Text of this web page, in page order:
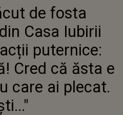
DIN CASA IUBIRII
REACȚII PUTERNICE:
AJUTĂ! CRED CĂ ĂSTA
PENTRU CARE AI
EȘTI..."
de fosta
Casa Iubirii
puternice:
Cred că ăsta e
care ai plecat.